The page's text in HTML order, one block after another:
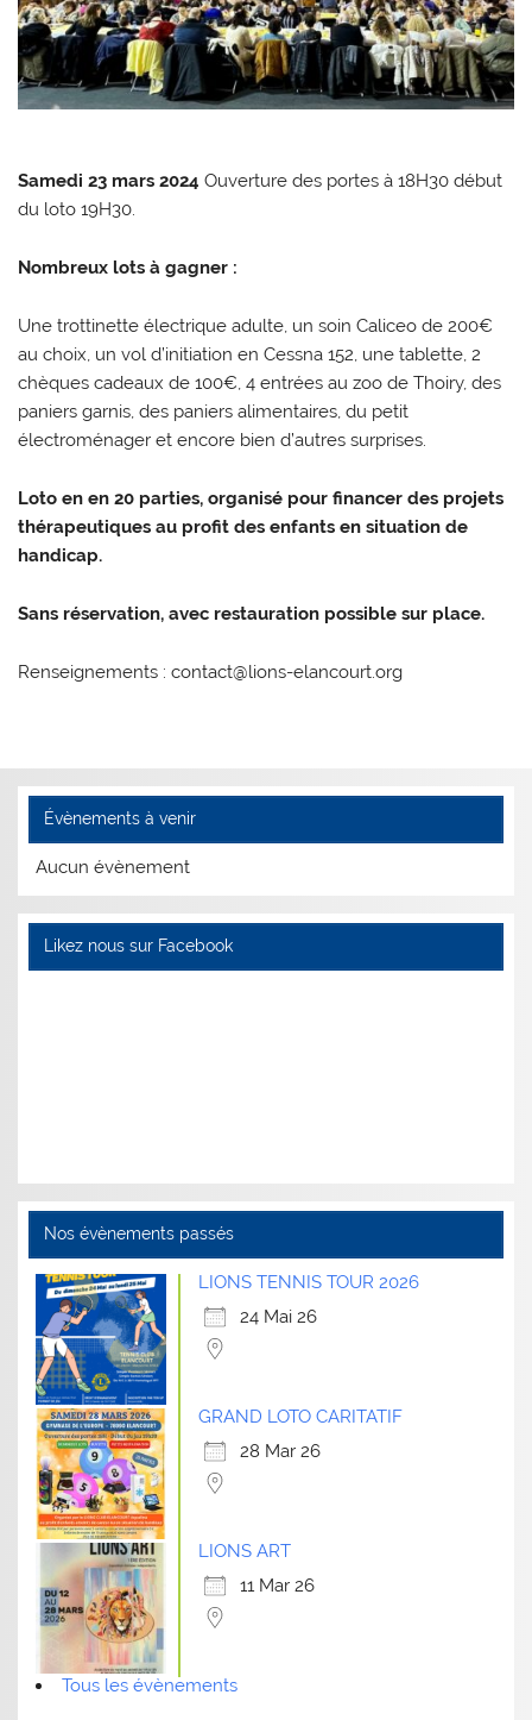
Samedi 23 mars 2024 Ouverture des portes à 18H30 début
du loto 19H30.
Nombreux lots à gagner :
Une trottinette électrique adulte, un soin Caliceo de 200€
au choix, un vol d’initiation en Cessna 152, une tablette, 2
chèques cadeaux de 100€, 4 entrées au zoo de Thoiry, des
paniers garnis, des paniers alimentaires, du petit
électroménager et encore bien d’autres surprises.
Loto en en 20 parties, organisé pour financer des projets
thérapeutiques au profit des enfants en situation de
handicap.
Sans réservation, avec restauration possible sur place.
Renseignements : contact@lions-elancourt.org
Évènements à venir
Aucun évènement
Likez nous sur Facebook
Nos évènements passés
LIONS TENNIS TOUR 2026
24 Mai 26
GRAND LOTO CARITATIF
28 Mar 26
LIONS ART
11 Mar 26
Tous les évènements